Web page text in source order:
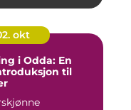
okt
i Odda: En
til